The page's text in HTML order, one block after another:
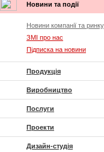
Новини та події
Новини компанії та ринку,
ЗМІ про нас
Підписка на новини
Продукція
Виробництво
Послуги
Проекти
Дизайн-студія